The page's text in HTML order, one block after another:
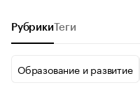
Рубрики Теги
Образование и развитие